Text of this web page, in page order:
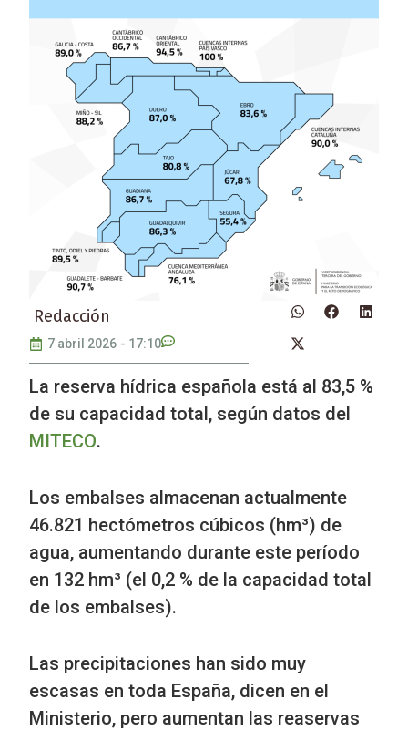
Redacción
7 abril 2026 - 17:10
La reserva hídrica española está al 83,5 %
de su capacidad total, según datos del
MITECO.
Los embalses almacenan actualmente
46.821 hectómetros cúbicos (hm³) de
agua, aumentando durante este período
en 132 hm³ (el 0,2 % de la capacidad total
de los embalses).
Las precipitaciones han sido muy
escasas en toda España, dicen en el
Ministerio, pero aumentan las reaservas